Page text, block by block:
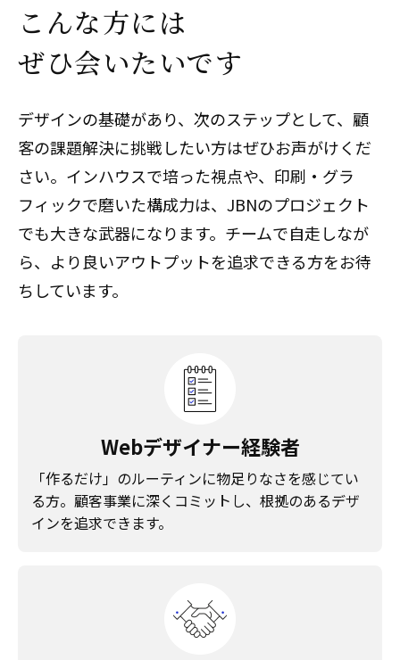
こんな方には
ぜひ会いたいです
デザインの基礎があり、次のステップとして、顧
客の課題解決に挑戦したい方はぜひお声がけくだ
さい。インハウスで培った視点や、印刷・グラ
フィックで磨いた構成力は、JBNのプロジェクト
でも大きな武器になります。チームで自走しなが
ら、より良いアウトプットを追求できる方をお待
ちしています。
Webデザイナー経験者
「作るだけ」のルーティンに物足りなさを感じてい
る方。顧客事業に深くコミットし、根拠のあるデザ
インを追求できます。